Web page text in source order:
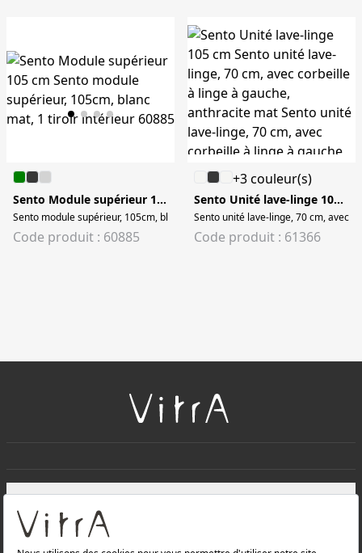
Sento Module supérieur 105 cm
Sento module supérieur, 105cm, blanc mat, 1 tiroir intérieur
Code produit : 60885
+3 couleur(s)
Sento Unité lave-linge 105 cm
Sento unité lave-linge, 70 cm, avec
Code produit : 61366
Produits